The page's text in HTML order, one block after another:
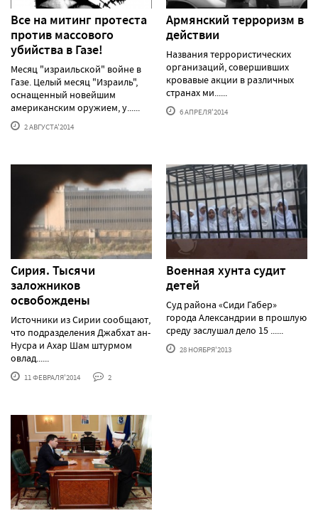
Все на митинг протеста
против массового
убийства в Газе!
Месяц "израильской" войне в
Газе. Целый месяц "Израиль",
оснащенный новейшим
американским оружием, у......
2 АВГУСТА'2014
Армянский терроризм в
действии
Названия террористических
организаций, совершивших
кровавые акции в различных
странах ми......
6 АПРЕЛЯ'2014
Сирия. Тысячи
заложников
освобождены
Источники из Сирии сообщают,
что подразделения Джабхат ан-
Нусра и Ахар Шам штурмом
овлад......
11 ФЕВРАЛЯ'2014 2
Военная хунта судит
детей
Суд района «Сиди Габер»
города Александрии в прошлую
среду заслушал дело 15 ......
28 НОЯБРЯ'2013